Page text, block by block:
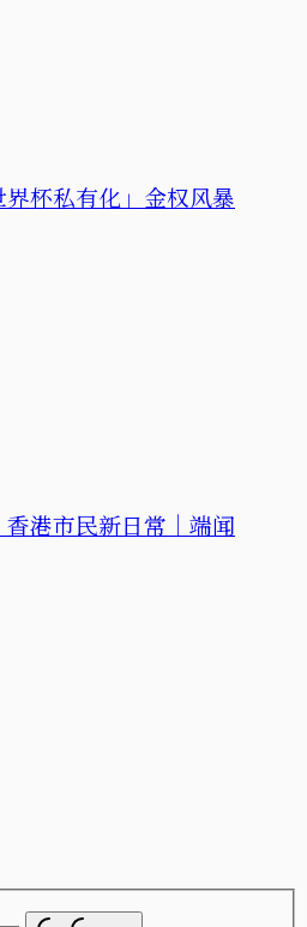
杯私有化」金权风暴
香港市民新日常｜端闻